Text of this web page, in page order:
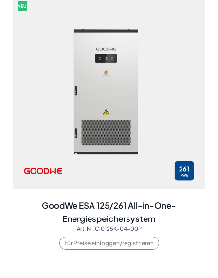
NEU
GoodWe ESA 125/261 All-in-One-
Energiespeichersystem
Art. Nr. CI0125K-04-00P
für Preise einloggen/registrieren